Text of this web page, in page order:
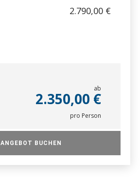
2.790,00 €
ab
2.350,00 €
pro Person
ANGEBOT BUCHEN